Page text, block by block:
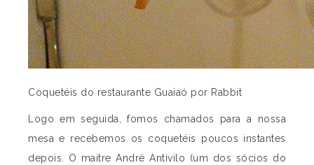
Coquetéis do restaurante Guaiaó por Rabbit
Logo em seguida, fomos chamados para a nossa
mesa e recebemos os coquetéis poucos instantes
depois. O maitre André Antivilo (um dos sócios do